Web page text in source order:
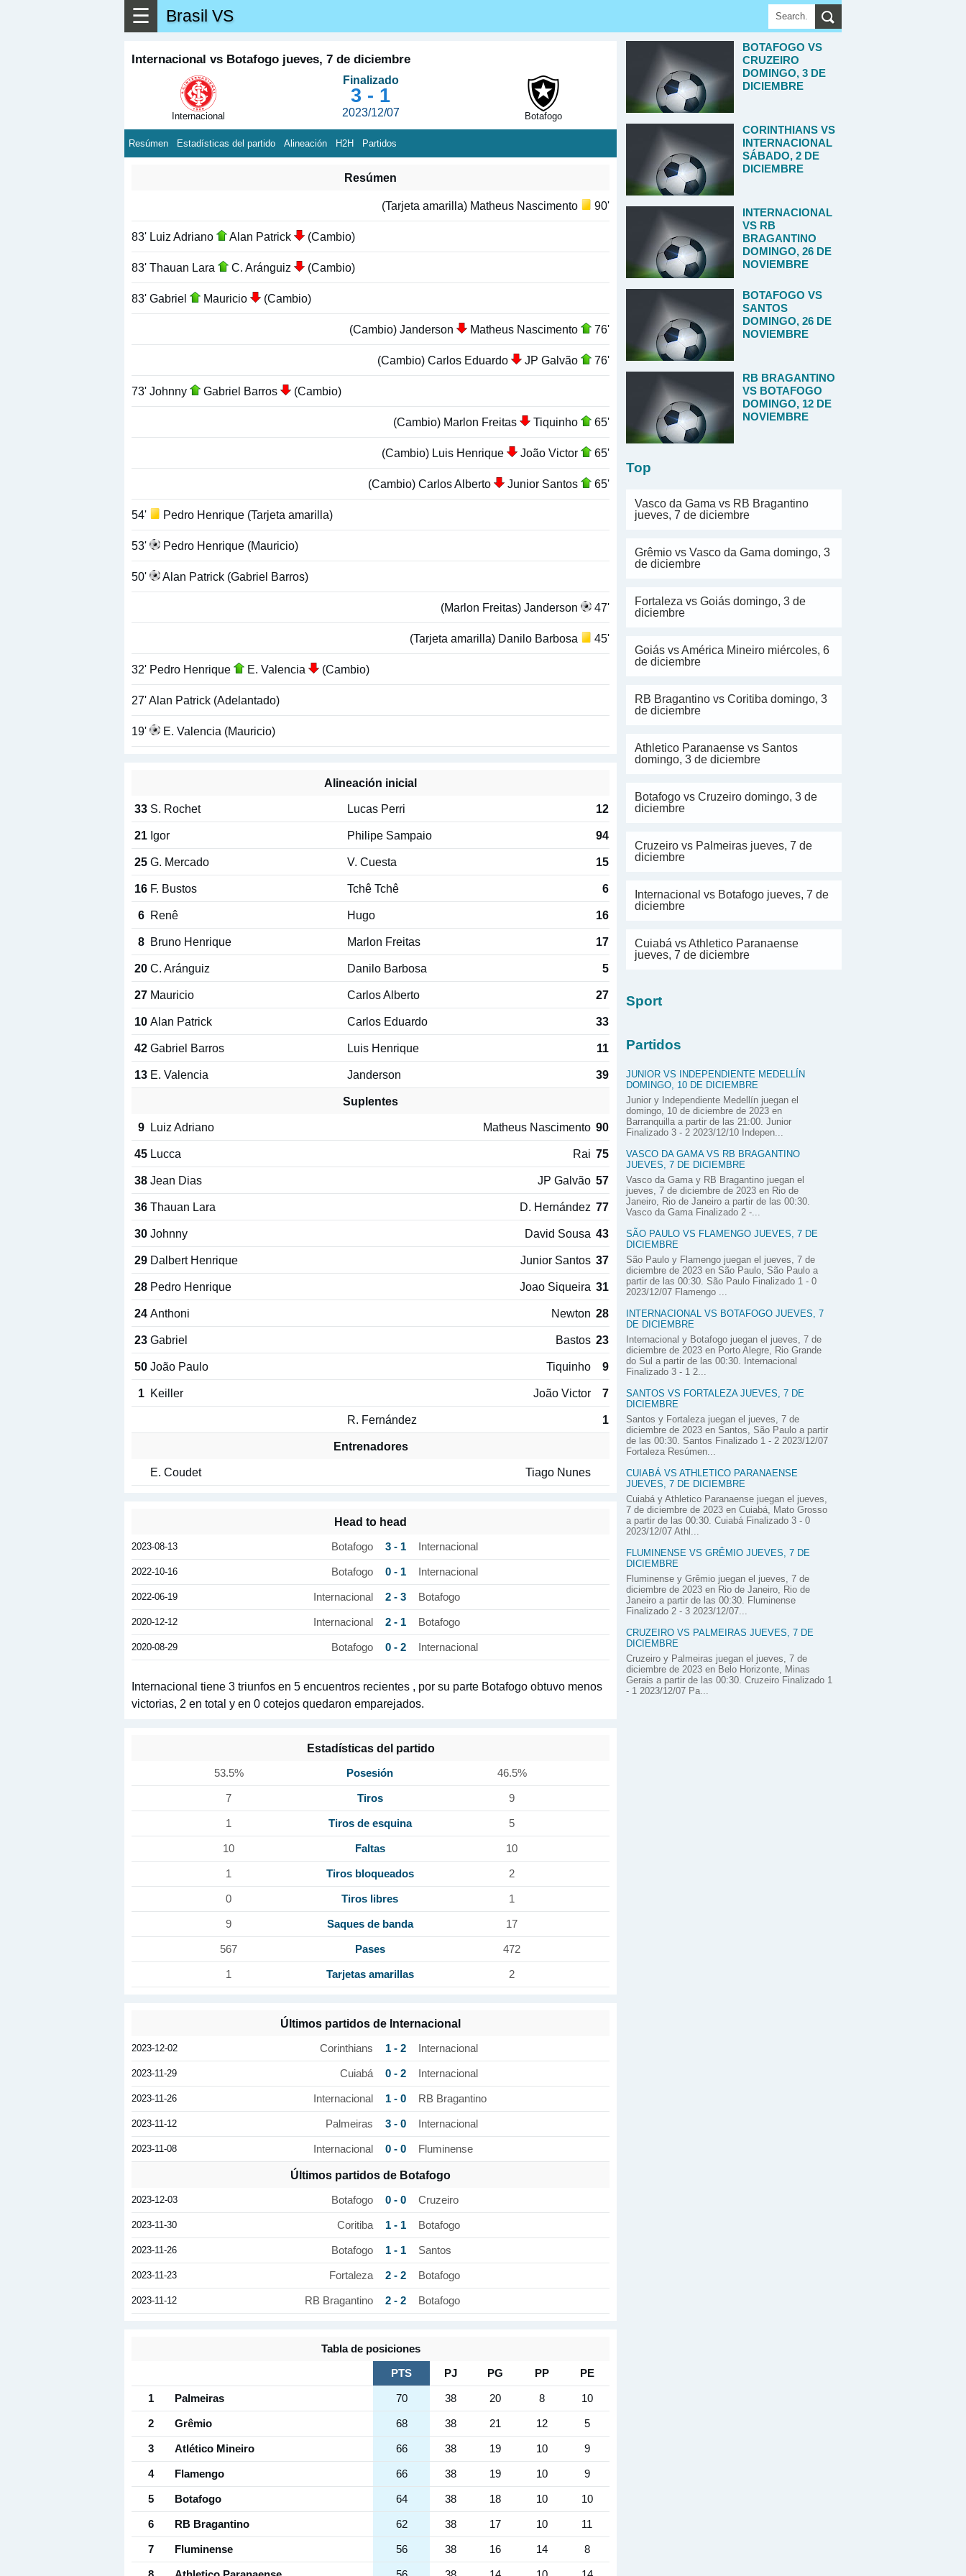
☰ Brasil VS
Internacional vs Botafogo jueves, 7 de diciembre
Internacional
Finalizado
3 - 1
2023/12/07 Botafogo
Resúmen Estadísticas del partido Alineación H2H Partidos
Resúmen
(Tarjeta amarilla) Matheus Nascimento 90'
83' Luiz Adriano Alan Patrick (Cambio)
83' Thauan Lara C. Aránguiz (Cambio)
83' Gabriel Mauricio (Cambio)
(Cambio) Janderson Matheus Nascimento 76'
(Cambio) Carlos Eduardo JP Galvão 76'
73' Johnny Gabriel Barros (Cambio)
(Cambio) Marlon Freitas Tiquinho 65'
(Cambio) Luis Henrique João Victor 65'
(Cambio) Carlos Alberto Junior Santos 65'
54' Pedro Henrique (Tarjeta amarilla)
53' Pedro Henrique (Mauricio)
50' Alan Patrick (Gabriel Barros)
(Marlon Freitas) Janderson 47'
(Tarjeta amarilla) Danilo Barbosa 45'
32' Pedro Henrique E. Valencia (Cambio)
27' Alan Patrick (Adelantado)
19' E. Valencia (Mauricio)
Alineación inicial
33 S. Rochet Lucas Perri 12
21 Igor Philipe Sampaio 94
25 G. Mercado V. Cuesta 15
16 F. Bustos Tchê Tchê 6
6 Renê Hugo 16
8 Bruno Henrique Marlon Freitas 17
20 C. Aránguiz Danilo Barbosa 5
27 Mauricio Carlos Alberto 27
10 Alan Patrick Carlos Eduardo 33
42 Gabriel Barros Luis Henrique 11
13 E. Valencia Janderson 39
Suplentes
9 Luiz Adriano Matheus Nascimento 90
45 Lucca Rai 75
38 Jean Dias JP Galvão 57
36 Thauan Lara D. Hernández 77
30 Johnny David Sousa 43
29 Dalbert Henrique Junior Santos 37
28 Pedro Henrique Joao Siqueira 31
24 Anthoni Newton 28
23 Gabriel Bastos 23
50 João Paulo Tiquinho 9
1 Keiller João Victor 7
R. Fernández 1
Entrenadores
E. Coudet
Tiago Nunes
Head to head
2023-08-13 Botafogo 3 - 1 Internacional
2022-10-16 Botafogo 0 - 1 Internacional
2022-06-19 Internacional 2 - 3 Botafogo
2020-12-12 Internacional 2 - 1 Botafogo
2020-08-29 Botafogo 0 - 2 Internacional
Internacional tiene 3 triunfos en 5 encuentros recientes , por su parte Botafogo obtuvo menos
victorias, 2 en total y en 0 cotejos quedaron emparejados.
Estadísticas del partido
53.5% Posesión 46.5%
7 Tiros 9
1 Tiros de esquina 5
10 Faltas 10
1 Tiros bloqueados 2
0 Tiros libres 1
9 Saques de banda 17
567 Pases 472
1 Tarjetas amarillas 2
Últimos partidos de Internacional
2023-12-02 Corinthians 1 - 2 Internacional
2023-11-29 Cuiabá 0 - 2 Internacional
2023-11-26 Internacional 1 - 0 RB Bragantino
2023-11-12 Palmeiras 3 - 0 Internacional
2023-11-08 Internacional 0 - 0 Fluminense
Últimos partidos de Botafogo
2023-12-03 Botafogo 0 - 0 Cruzeiro
2023-11-30 Coritiba 1 - 1 Botafogo
2023-11-26 Botafogo 1 - 1 Santos
2023-11-23 Fortaleza 2 - 2 Botafogo
2023-11-12 RB Bragantino 2 - 2 Botafogo
Tabla de posiciones
PTS PJ PG PP PE
1 Palmeiras 70 38 20 8 10
2 Grêmio 68 38 21 12 5
3 Atlético Mineiro 66 38 19 10 9
4 Flamengo 66 38 19 10 9
5 Botafogo 64 38 18 10 10
6 RB Bragantino 62 38 17 10 11
7 Fluminense 56 38 16 14 8
BOTAFOGO VS
CRUZEIRO
DOMINGO, 3 DE
DICIEMBRE
CORINTHIANS VS
INTERNACIONAL
SÁBADO, 2 DE
DICIEMBRE
INTERNACIONAL
VS RB
BRAGANTINO
DOMINGO, 26 DE
NOVIEMBRE
BOTAFOGO VS
SANTOS
DOMINGO, 26 DE
NOVIEMBRE
RB BRAGANTINO
VS BOTAFOGO
DOMINGO, 12 DE
NOVIEMBRE
Top
Vasco da Gama vs RB Bragantino
jueves, 7 de diciembre
Grêmio vs Vasco da Gama domingo, 3
de diciembre
Fortaleza vs Goiás domingo, 3 de
diciembre
Goiás vs América Mineiro miércoles, 6
de diciembre
RB Bragantino vs Coritiba domingo, 3
de diciembre
Athletico Paranaense vs Santos
domingo, 3 de diciembre
Botafogo vs Cruzeiro domingo, 3 de
diciembre
Cruzeiro vs Palmeiras jueves, 7 de
diciembre
Internacional vs Botafogo jueves, 7 de
diciembre
Cuiabá vs Athletico Paranaense
jueves, 7 de diciembre
Sport
Partidos
JUNIOR VS INDEPENDIENTE MEDELLÍN
DOMINGO, 10 DE DICIEMBRE
Junior y Independiente Medellín juegan el
domingo, 10 de diciembre de 2023 en
Barranquilla a partir de las 21:00. Junior
Finalizado 3 - 2 2023/12/10 Indepen...
VASCO DA GAMA VS RB BRAGANTINO
JUEVES, 7 DE DICIEMBRE
Vasco da Gama y RB Bragantino juegan el
jueves, 7 de diciembre de 2023 en Rio de
Janeiro, Rio de Janeiro a partir de las 00:30.
Vasco da Gama Finalizado 2 -...
SÃO PAULO VS FLAMENGO JUEVES, 7 DE
DICIEMBRE
São Paulo y Flamengo juegan el jueves, 7 de
diciembre de 2023 en São Paulo, São Paulo a
partir de las 00:30. São Paulo Finalizado 1 - 0
2023/12/07 Flamengo ...
INTERNACIONAL VS BOTAFOGO JUEVES, 7
DE DICIEMBRE
Internacional y Botafogo juegan el jueves, 7 de
diciembre de 2023 en Porto Alegre, Rio Grande
do Sul a partir de las 00:30. Internacional
Finalizado 3 - 1 2...
SANTOS VS FORTALEZA JUEVES, 7 DE
DICIEMBRE
Santos y Fortaleza juegan el jueves, 7 de
diciembre de 2023 en Santos, São Paulo a partir
de las 00:30. Santos Finalizado 1 - 2 2023/12/07
Fortaleza Resúmen...
CUIABÁ VS ATHLETICO PARANAENSE
JUEVES, 7 DE DICIEMBRE
Cuiabá y Athletico Paranaense juegan el jueves,
7 de diciembre de 2023 en Cuiabá, Mato Grosso
a partir de las 00:30. Cuiabá Finalizado 3 - 0
2023/12/07 Athl...
FLUMINENSE VS GRÊMIO JUEVES, 7 DE
DICIEMBRE
Fluminense y Grêmio juegan el jueves, 7 de
diciembre de 2023 en Rio de Janeiro, Rio de
Janeiro a partir de las 00:30. Fluminense
Finalizado 2 - 3 2023/12/07...
CRUZEIRO VS PALMEIRAS JUEVES, 7 DE
DICIEMBRE
Cruzeiro y Palmeiras juegan el jueves, 7 de
diciembre de 2023 en Belo Horizonte, Minas
Gerais a partir de las 00:30. Cruzeiro Finalizado 1
- 1 2023/12/07 Pa...